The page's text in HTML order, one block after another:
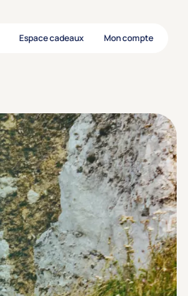
Espace cadeaux Mon compte